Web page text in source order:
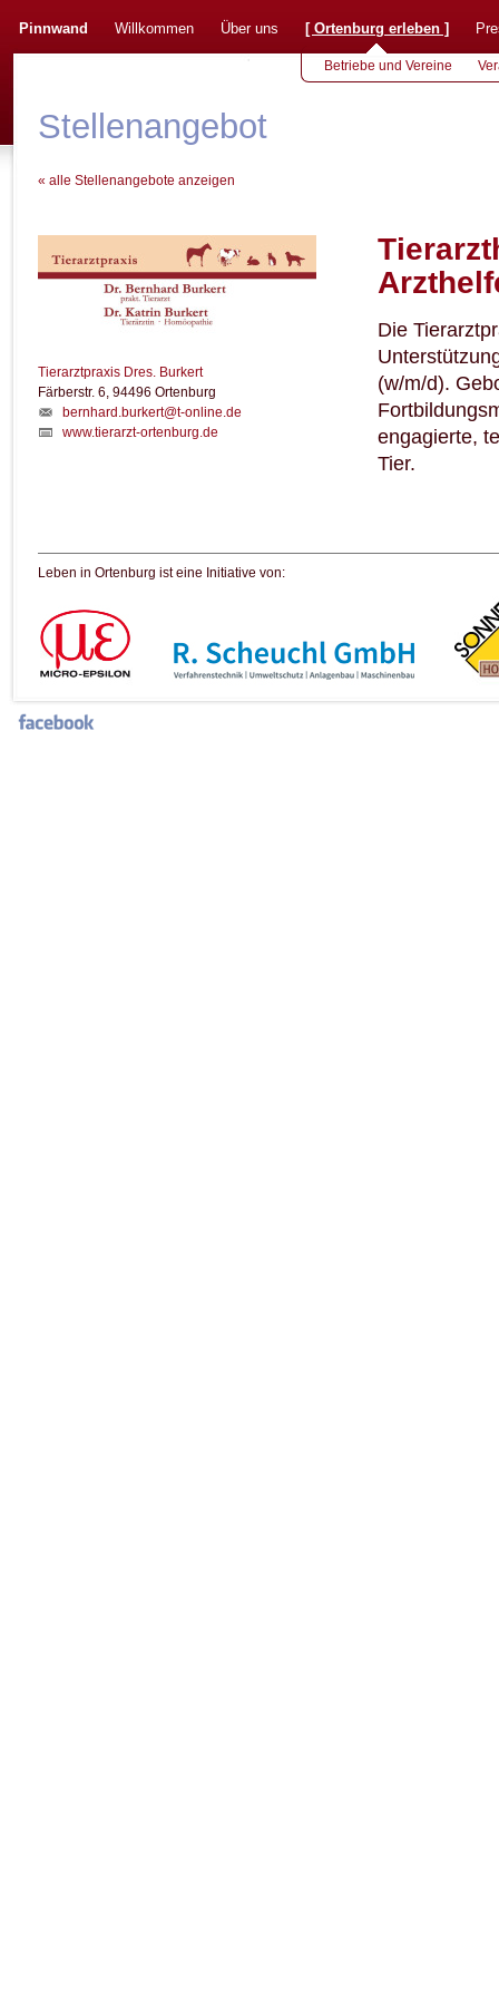
Pinnwand Willkommen Über uns [ Ortenburg erleben ]
Betriebe und Vereine
Stellenangebot
« alle Stellenangebote anzeigen
Tierarztpraxis Dres. Burkert
Färberstr. 6, 94496 Ortenburg
bernhard.burkert@t-online.de
www.tierarzt-ortenburg.de
Die
(w/m/d).
engagierte,
Tier.
Leben in Ortenburg ist eine Initiative von: